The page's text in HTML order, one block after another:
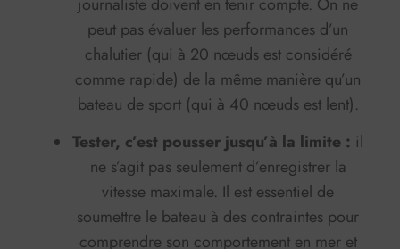
peut pas évaluer les performances d’un
chalutier (qui à 20 nœuds est considéré
comme rapide) de la même manière qu’un
bateau de sport (qui à 40 nœuds est lent).
Tester, c’est pousser jusqu’à la limite : il
ne s’agit pas seulement d’enregistrer la
vitesse maximale. Il est essentiel de
soumettre le bateau à des contraintes pour
comprendre son comportement en mer et